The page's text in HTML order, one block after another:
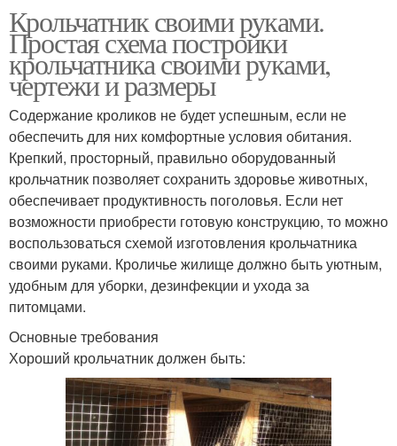
Крольчатник своими руками.
Простая схема постройки
крольчатника своими руками,
чертежи и размеры
Содержание кроликов не будет успешным, если не
обеспечить для них комфортные условия обитания.
Крепкий, просторный, правильно оборудованный
крольчатник позволяет сохранить здоровье животных,
обеспечивает продуктивность поголовья. Если нет
возможности приобрести готовую конструкцию, то можно
воспользоваться схемой изготовления крольчатника
своими руками. Кроличье жилище должно быть уютным,
удобным для уборки, дезинфекции и ухода за
питомцами.
Основные требования
Хороший крольчатник должен быть: